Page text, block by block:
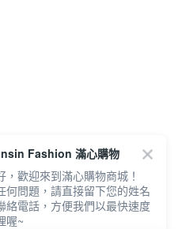
Fashion 滿心購物
，歡迎來到滿心購物商城！
何問題，請直接留下您的姓名
絡電話，方便我們以最快速度
喔~